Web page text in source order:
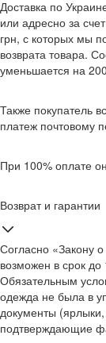
Доставка по
или адресно за
грн, с которых мы
возврата товара.
уменьшается на
Также покупатель
платеж почтовому
При 100% оплате
Возврат и гарантии
Согласно «Закону
возможен в срок до
Обязательным
одежда не была в
документы
подтверждающие